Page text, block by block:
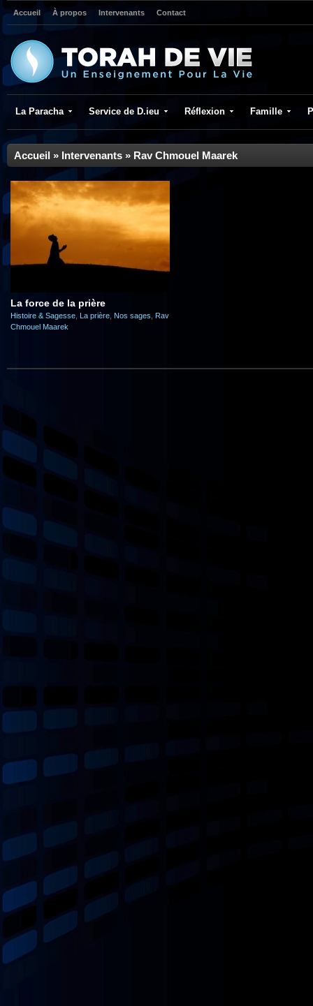
Accueil À propos Intervenants Contact
La Paracha Service de D.ieu Réflexion Famille
Accueil » Intervenants » Rav Chmouel Maarek
La force de la prière
Histoire & Sagesse La prière Nos sages
Rav
Chmouel Maarek